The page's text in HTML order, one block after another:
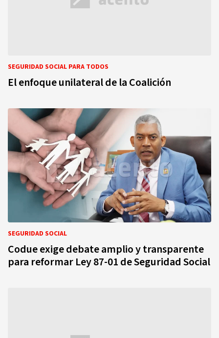
SEGURIDAD SOCIAL PARA TODOS
El enfoque unilateral de la Coalición
SEGURIDAD SOCIAL
Codue exige debate amplio y transparente
para reformar Ley 87-01 de Seguridad Social